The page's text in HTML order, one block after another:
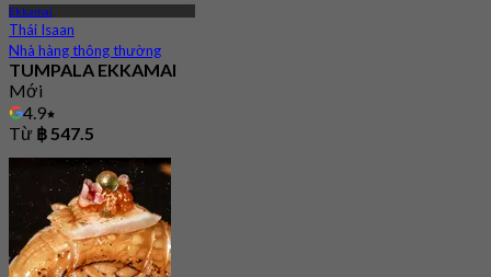
Ekkamai
Thái Isaan
Nhà hàng thông thường
TUMPALA EKKAMAI
Mới
4.9
Từ ฿ 547.5